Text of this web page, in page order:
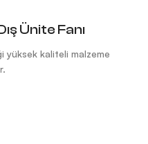
Ünite Fanı
yüksek kaliteli malzeme